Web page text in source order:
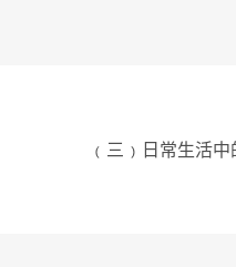
﹙三﹚日常生活